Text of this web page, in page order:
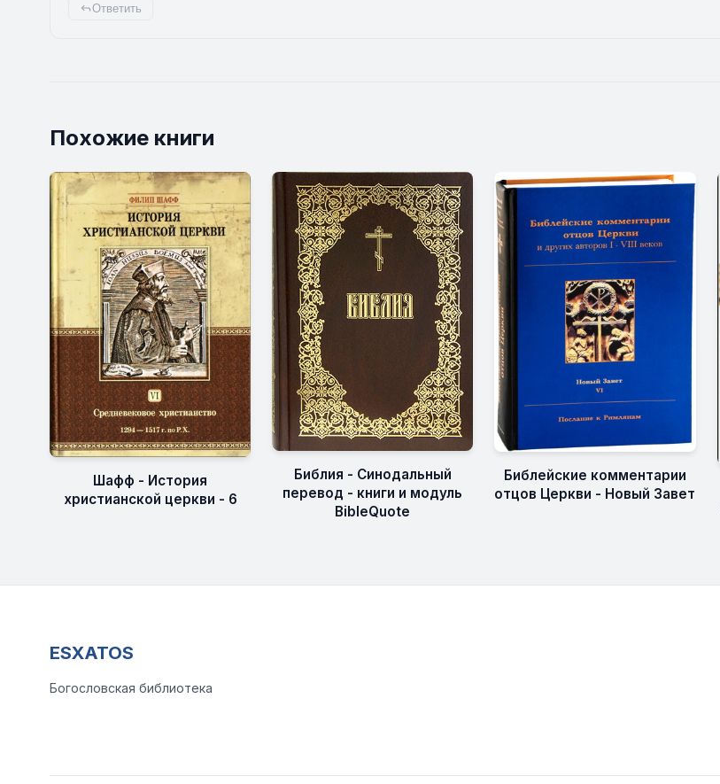
Ответить
Похожие книги
Шафф - История
христианской церкви - 6
Библия - Синодальный
перевод - книги и модуль
BibleQuote
Библейские комментарии
отцов Церкви - Новый Завет
ESXATOS
Богословская библиотека